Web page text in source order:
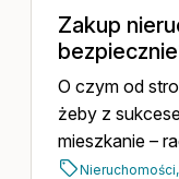
Zakup
O czym od
żeby z
mieszkanie –
Nieruchomości,